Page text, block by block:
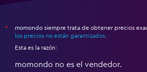
*
momondo siempre trata de obtener precios
los precios no están garantizados
Esta es la razón:
momondo no es el vendedor.